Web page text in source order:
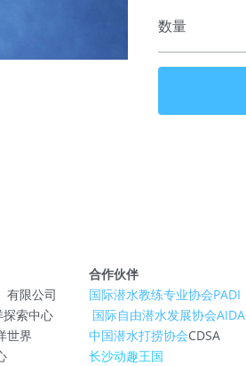
数量
有限公司
探索中心
世界
合作伙伴
国际潜水教练专业协会PADI
国际自由潜水发展协会AIDA
中国潜水打捞协会CDSA
长沙动趣王国